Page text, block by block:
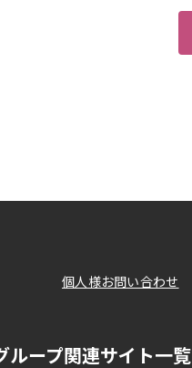
個人様お問い合わせ
ループ関連サイト一覧